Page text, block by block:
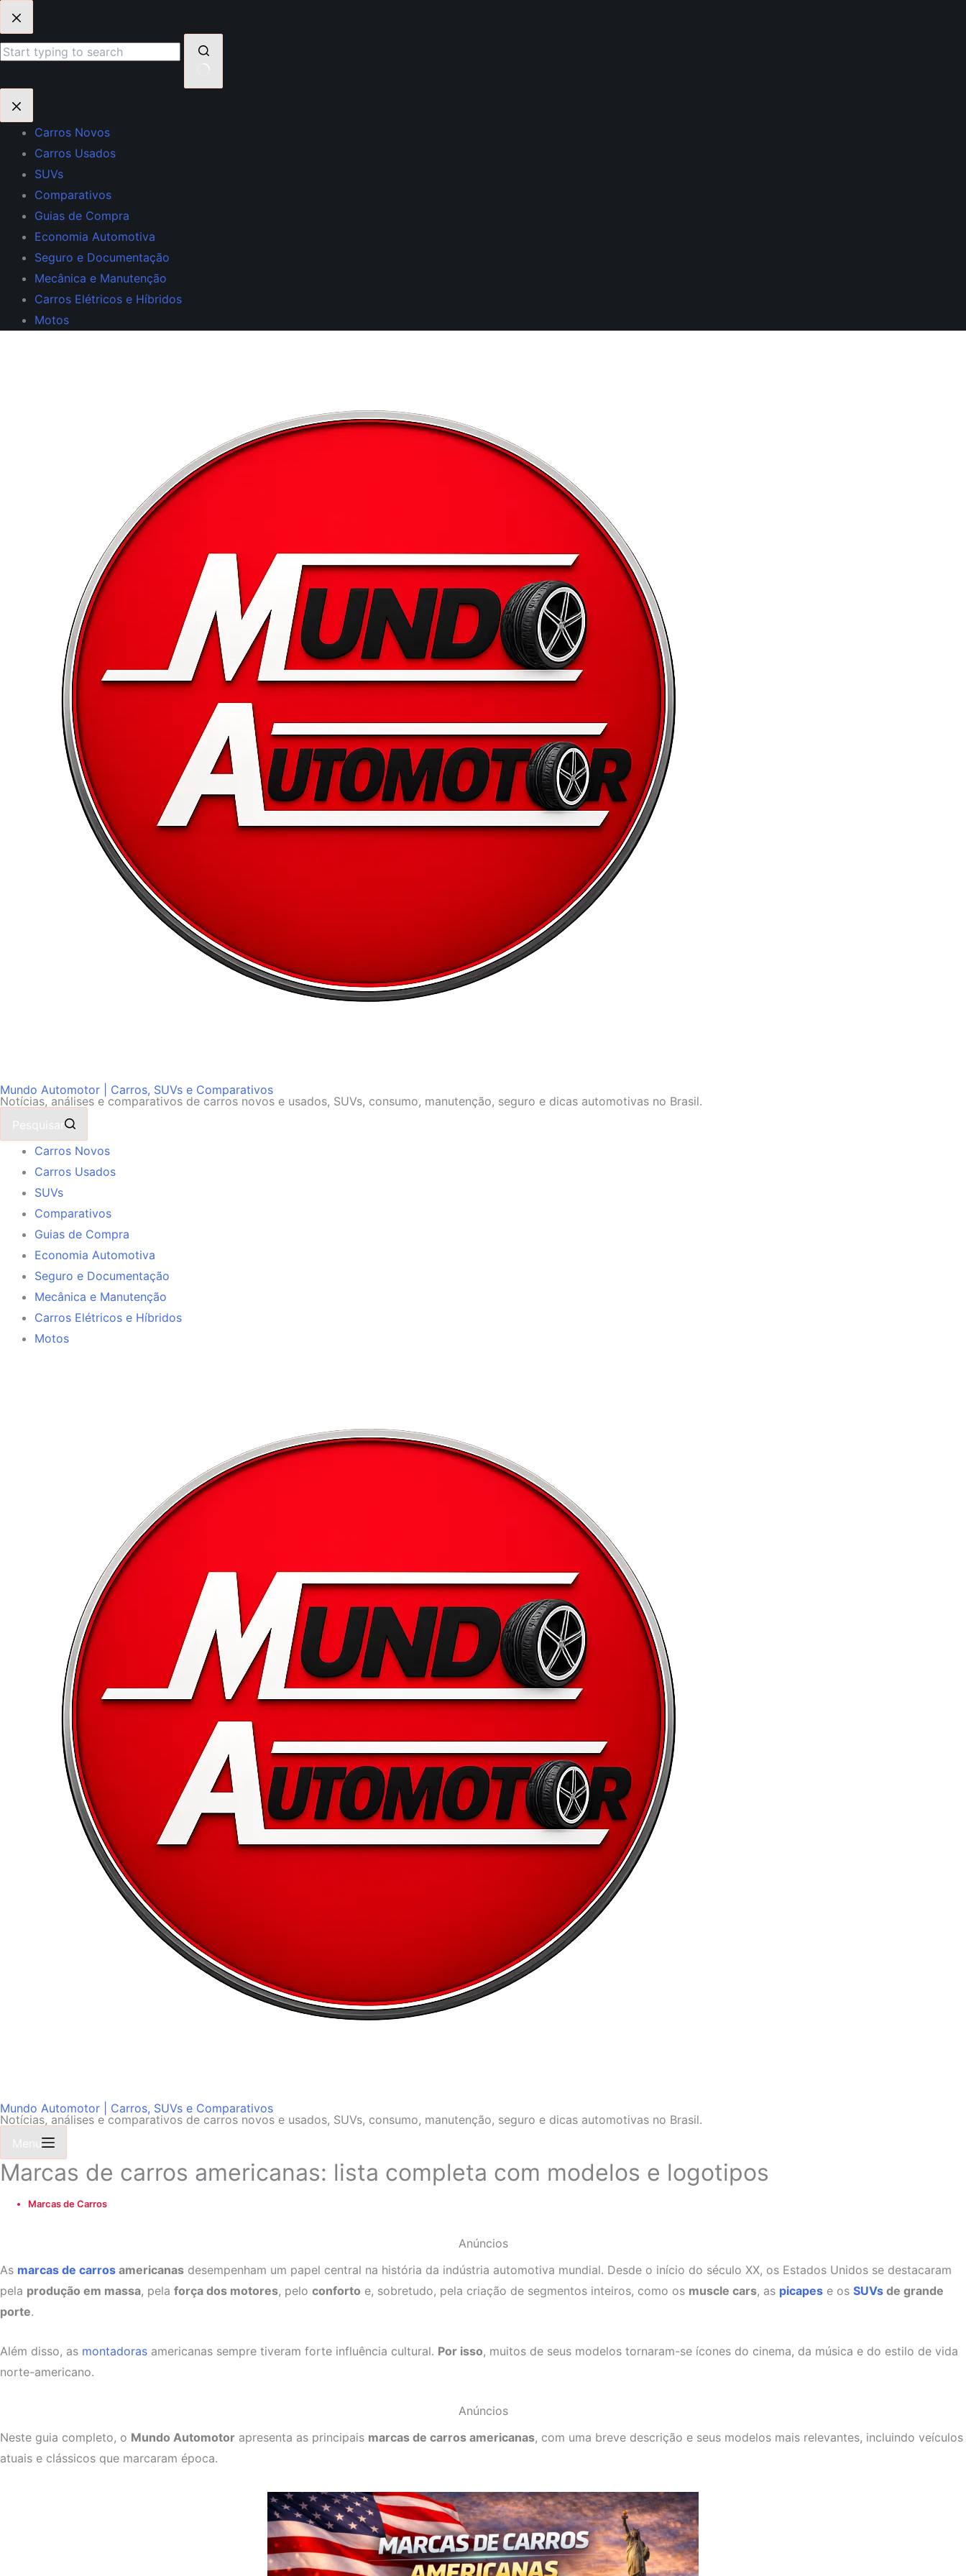
para
o
resultados
Carros Novos
Carros Usados
SUVs
Comparativos
Guias de Compra
Economia Automotiva
Seguro e Documentação
Mecânica e Manutenção
Carros Elétricos e Híbridos
Motos
Mundo Automotor | Carros, SUVs e Comparativos
Notícias, análises e comparativos de carros novos e usados, SUVs, consumo, manutenção, seguro e dicas automotivas no Brasil.
Pesquisar
Carros Novos
Carros Usados
SUVs
Comparativos
Guias de Compra
Economia Automotiva
Seguro e Documentação
Mecânica e Manutenção
Carros Elétricos e Híbridos
Motos
Mundo Automotor | Carros, SUVs e Comparativos
Notícias, análises e comparativos de carros novos e usados, SUVs, consumo, manutenção, seguro e dicas automotivas no Brasil.
Menu
Marcas de carros americanas: lista completa com modelos e logotipos
Marcas de Carros
Anúncios
As marcas de carros americanas desempenham um papel central na história da indústria automotiva mundial. Desde o início do século XX, os Estados Unidos se destacaram
pela produção em massa, pela força dos motores, pelo conforto e, sobretudo, pela criação de segmentos inteiros, como os muscle cars, as picapes e os SUVs de grande
porte.
Além disso, as montadoras americanas sempre tiveram forte influência cultural. Por isso, muitos de seus modelos tornaram-se ícones do cinema, da música e do estilo de vida
norte-americano.
Anúncios
Neste guia completo, o Mundo Automotor apresenta as principais marcas de carros americanas, com uma breve descrição e seus modelos mais relevantes, incluindo veículos
atuais e clássicos que marcaram época.